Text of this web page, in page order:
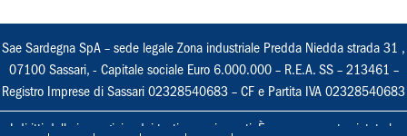
Sae Sardegna SpA – sede legale Zona industriale Predda Niedda strada 31 ,
07100 Sassari, - Capitale sociale Euro 6.000.000 – R.E.A. SS – 213461 –
Registro Imprese di Sassari 02328540683 – CF e Partita IVA 02328540683
I diritti delle immagini e dei testi sono riservati. È espressamente vietata la